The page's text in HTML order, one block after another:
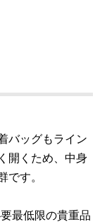
バッグもライン
開くため、中身
です。
最低限の貴重品